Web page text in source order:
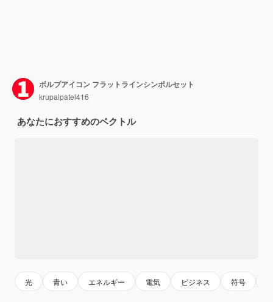
ボルブアイコン フラットラインシンボルセット
krupalpatel416
あなたにおすすめのベクトル
光 青い エネルギー 電気 ビジネス 符号